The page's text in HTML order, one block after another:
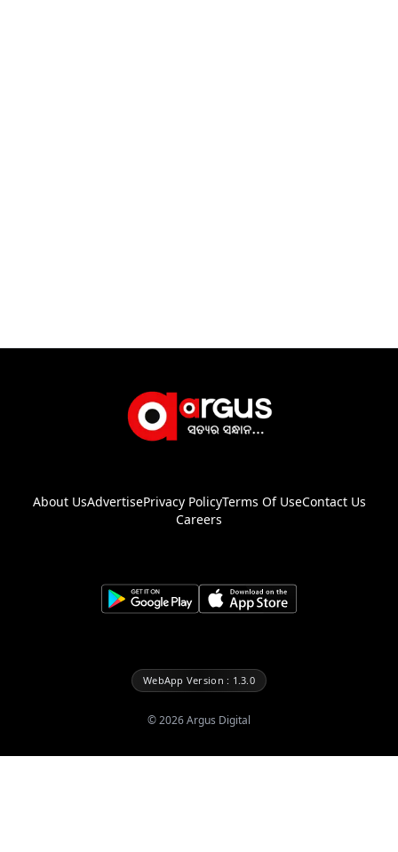
About UsAdvertisePrivacy PolicyTerms Of UseContact Us
Careers
WebApp Version : 1.3.0
©2026Argus Digital